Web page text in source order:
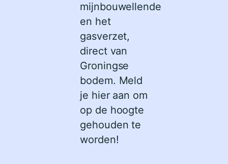
mijnbouwellende
en het
gasverzet,
direct van
Groningse
bodem. Meld
je hier aan om
op de hoogte
gehouden te
worden!